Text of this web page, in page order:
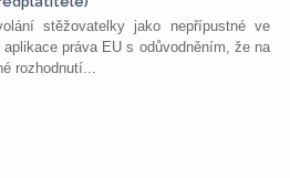
stěžovatelky jako nepřípustné ve
práva EU s odůvodněním, že na
rozhodnutí...